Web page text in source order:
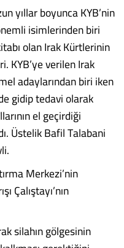
yıllar boyunca KYB’nin
isimlerinden biri
olan Irak Kürtlerinin
KYB’ye verilen Irak
adaylarından biri iken
gidip tedavi olarak
el geçirdiği
Üstelik Bafil Talabani
Merkezi’nin
Çalıştayı’nın
silahın gölgesinin